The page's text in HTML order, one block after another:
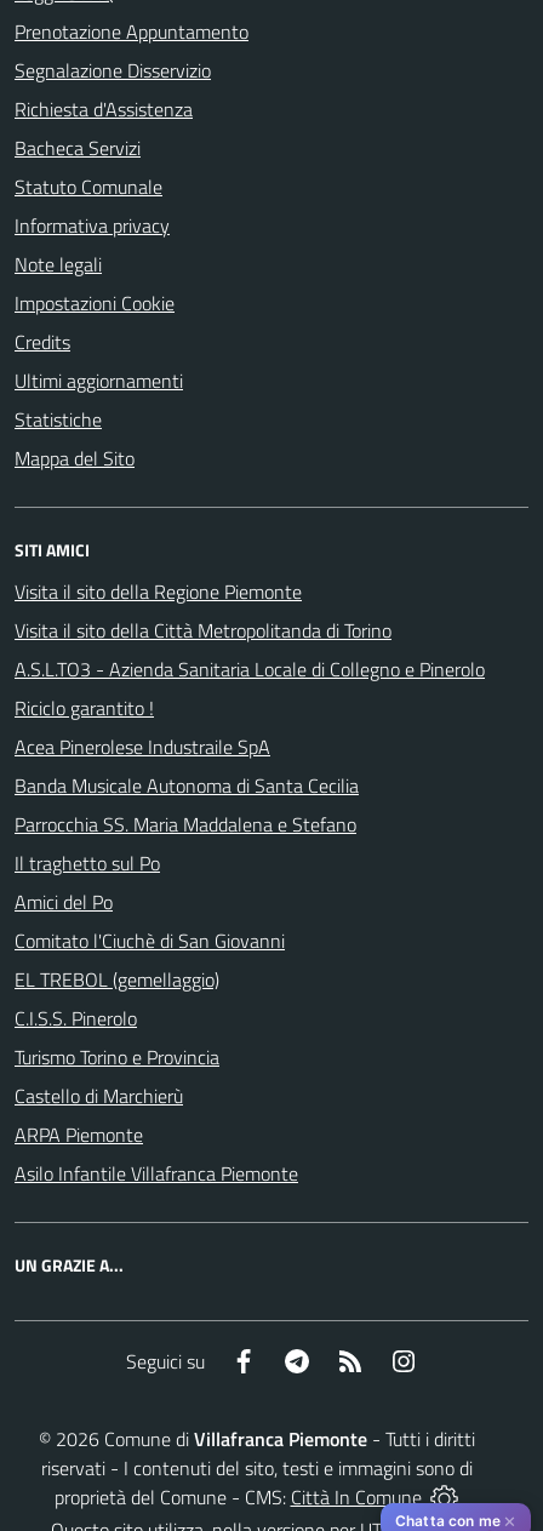
Prenotazione Appuntamento
Segnalazione Disservizio
Richiesta d'Assistenza
Bacheca Servizi
Statuto Comunale
Informativa privacy
Note legali
Impostazioni Cookie
Credits
Ultimi aggiornamenti
Statistiche
Mappa del Sito
SITI AMICI
Visita il sito della Regione Piemonte
Visita il sito della Città Metropolitanda di Torino
A.S.L.TO3 - Azienda Sanitaria Locale di Collegno e Pinerolo
Riciclo garantito !
Acea Pinerolese Industraile SpA
Banda Musicale Autonoma di Santa Cecilia
Parrocchia SS. Maria Maddalena e Stefano
Il traghetto sul Po
Amici del Po
Comitato l'Ciuchè di San Giovanni
EL TREBOL (gemellaggio)
C.I.S.S. Pinerolo
Turismo Torino e Provincia
Castello di Marchierù
ARPA Piemonte
Asilo Infantile Villafranca Piemonte
UN GRAZIE A...
Seguici su Facebook Telegram RSS
© 2026 Comune diVillafranca Piemonte - Tutti i diritti
riservati - I contenuti del sito, testi e immagini sono di
proprietà del Comune - CMS: Città In Comune
Chatta con me ✕